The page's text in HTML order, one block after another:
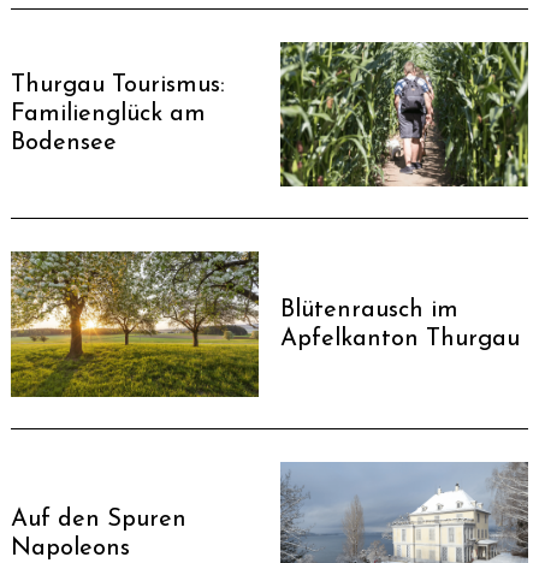
Thurgau Tourismus:
Familienglück am
Bodensee
Blütenrausch im
Apfelkanton Thurgau
Auf den Spuren
Napoleons